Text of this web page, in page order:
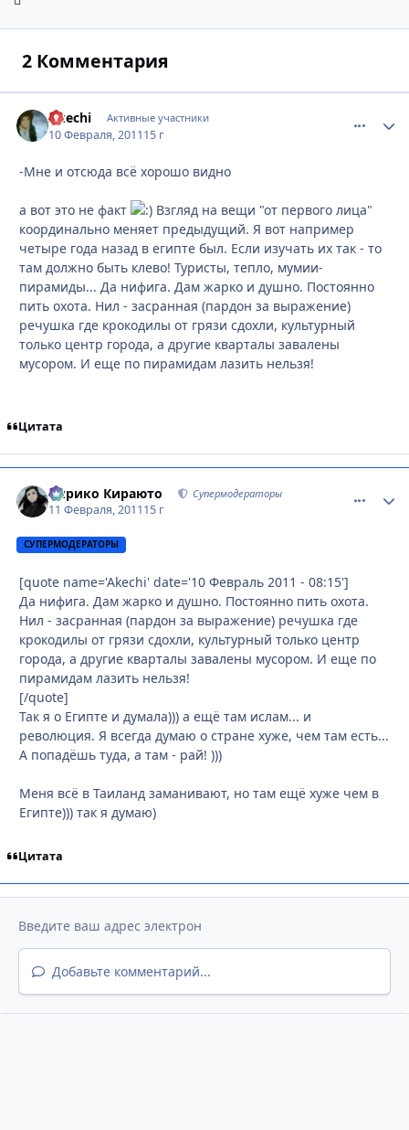
2 Комментария
Akechi Активные участники
10 Февраля, 201115 г
-Мне и отсюда всё хорошо видно
а вот это не факт
Взгляд на вещи "от первого лица"
координально меняет предыдущий. Я вот например
четыре года назад в египте был. Если изучать их так - то
там должно быть клево! Туристы, тепло, мумии-
пирамиды... Да нифига. Дам жарко и душно. Постоянно
пить охота. Нил - засранная (пардон за выражение)
речушка где крокодилы от грязи сдохли, культурный
только центр города, а другие кварталы завалены
мусором. И еще по пирамидам лазить нельзя!
Цитата
Кирико Кираюто Супермодераторы
11 Февраля, 201115 г
СУПЕРМОДЕРАТОРЫ
[quote name='Akechi' date='10 Февраль 2011 - 08:15']
Да нифига. Дам жарко и душно. Постоянно пить охота.
Нил - засранная (пардон за выражение) речушка где
крокодилы от грязи сдохли, культурный только центр
города, а другие кварталы завалены мусором. И еще по
пирамидам лазить нельзя!
[/quote]
Так я о Египте и думала))) а ещё там ислам... и
революция. Я всегда думаю о стране хуже, чем там есть...
А попадёшь туда, а там - рай! )))
Меня всё в Таиланд заманивают, но там ещё хуже чем в
Египте))) так я думаю)
Цитата
Добавьте комментарий...